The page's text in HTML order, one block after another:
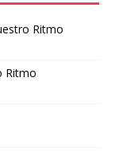
Ritmo
Ritmo